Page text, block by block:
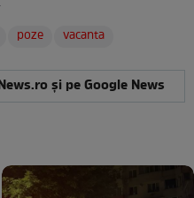
poze vacanta
și pe Google News